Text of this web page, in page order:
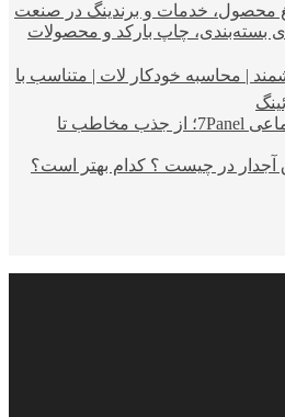
محصول، خدمات و برندینگ در صنعت
بسته‌بندی، چاپ بارکد و محصولات
| محاسبه خودکار لات | متناسب با
خدمات شبکه‌های اجتماعی 7Panel؛ از جذب مخاطب تا
در چیست ؟ کدام بهتر است؟